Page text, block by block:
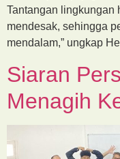
Tantangan lingkungan
mendesak, sehingga
mendalam,” ungkap
Siaran
Menagih